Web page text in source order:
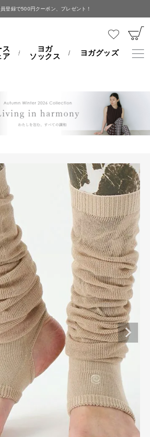
登録で500円クーポン、プレゼント！
ス
ア
ヨガ
ソックス
ヨガグッズ